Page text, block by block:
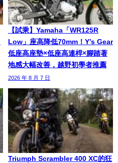
【試乘】Yamaha「WR125R
Low」座高降低70mm！Y’s Gear
低座高座墊×低座高連桿×腳踏著
地感大幅改善，越野初學者推薦
2026 年 8 月 7 日
Triumph Scrambler 400 XC的狂